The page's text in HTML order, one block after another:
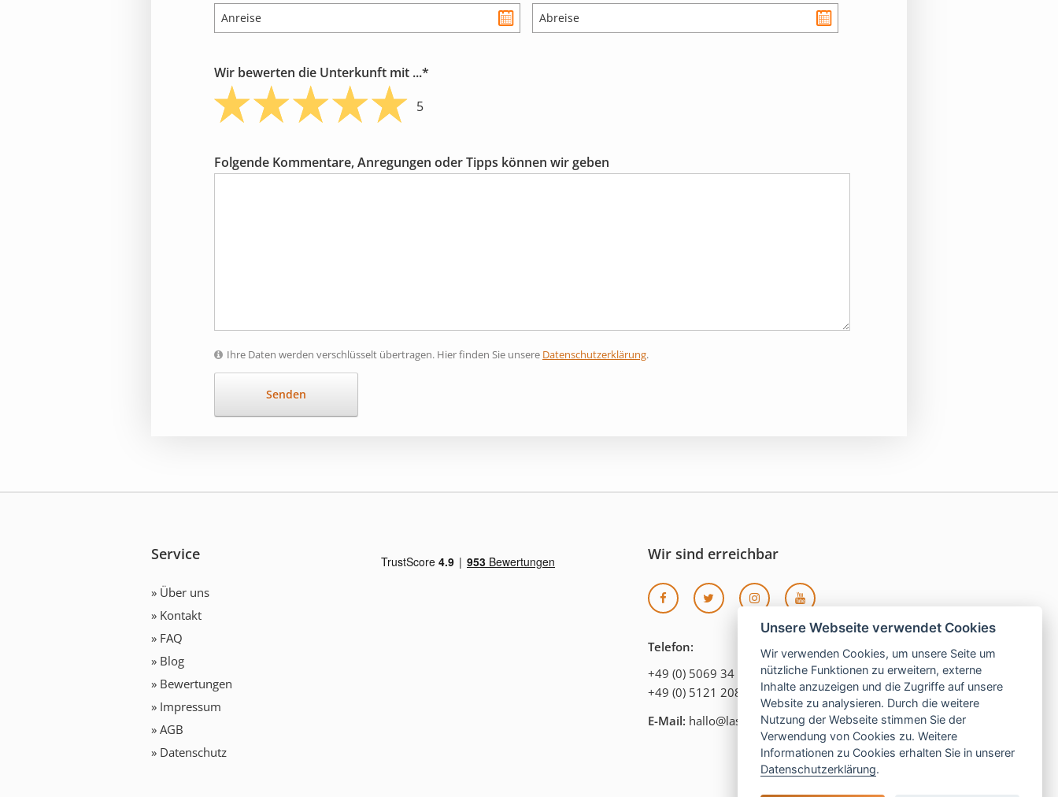
Wir bewerten die Unterkunft mit ...*
5
Folgende Kommentare, Anregungen oder Tipps können wir geben
Ihre Daten werden verschlüsselt übertragen. Hier finden Sie unsere Datenschutzerklärung.
Service
» Über uns
» Kontakt
» FAQ
» Blog
» Bewertungen
» Impressum
» AGB
» Datenschutz
Wir sind erreichbar
Telefon:
+49 (0) 5069 34 870
+49 (0) 5121 208 990
E-Mail: hallo@las-islas-reisen.de
Unsere Webseite verwendet Cookies
Wir verwenden Cookies, um unsere Seite um
nützliche Funktionen zu erweitern, externe
Inhalte anzuzeigen und die Zugriffe auf unsere
Website zu analysieren. Durch die weitere
Nutzung der Webseite stimmen Sie der
Verwendung von Cookies zu. Weitere
Informationen zu Cookies erhalten Sie in unserer
Datenschutzerklärung.